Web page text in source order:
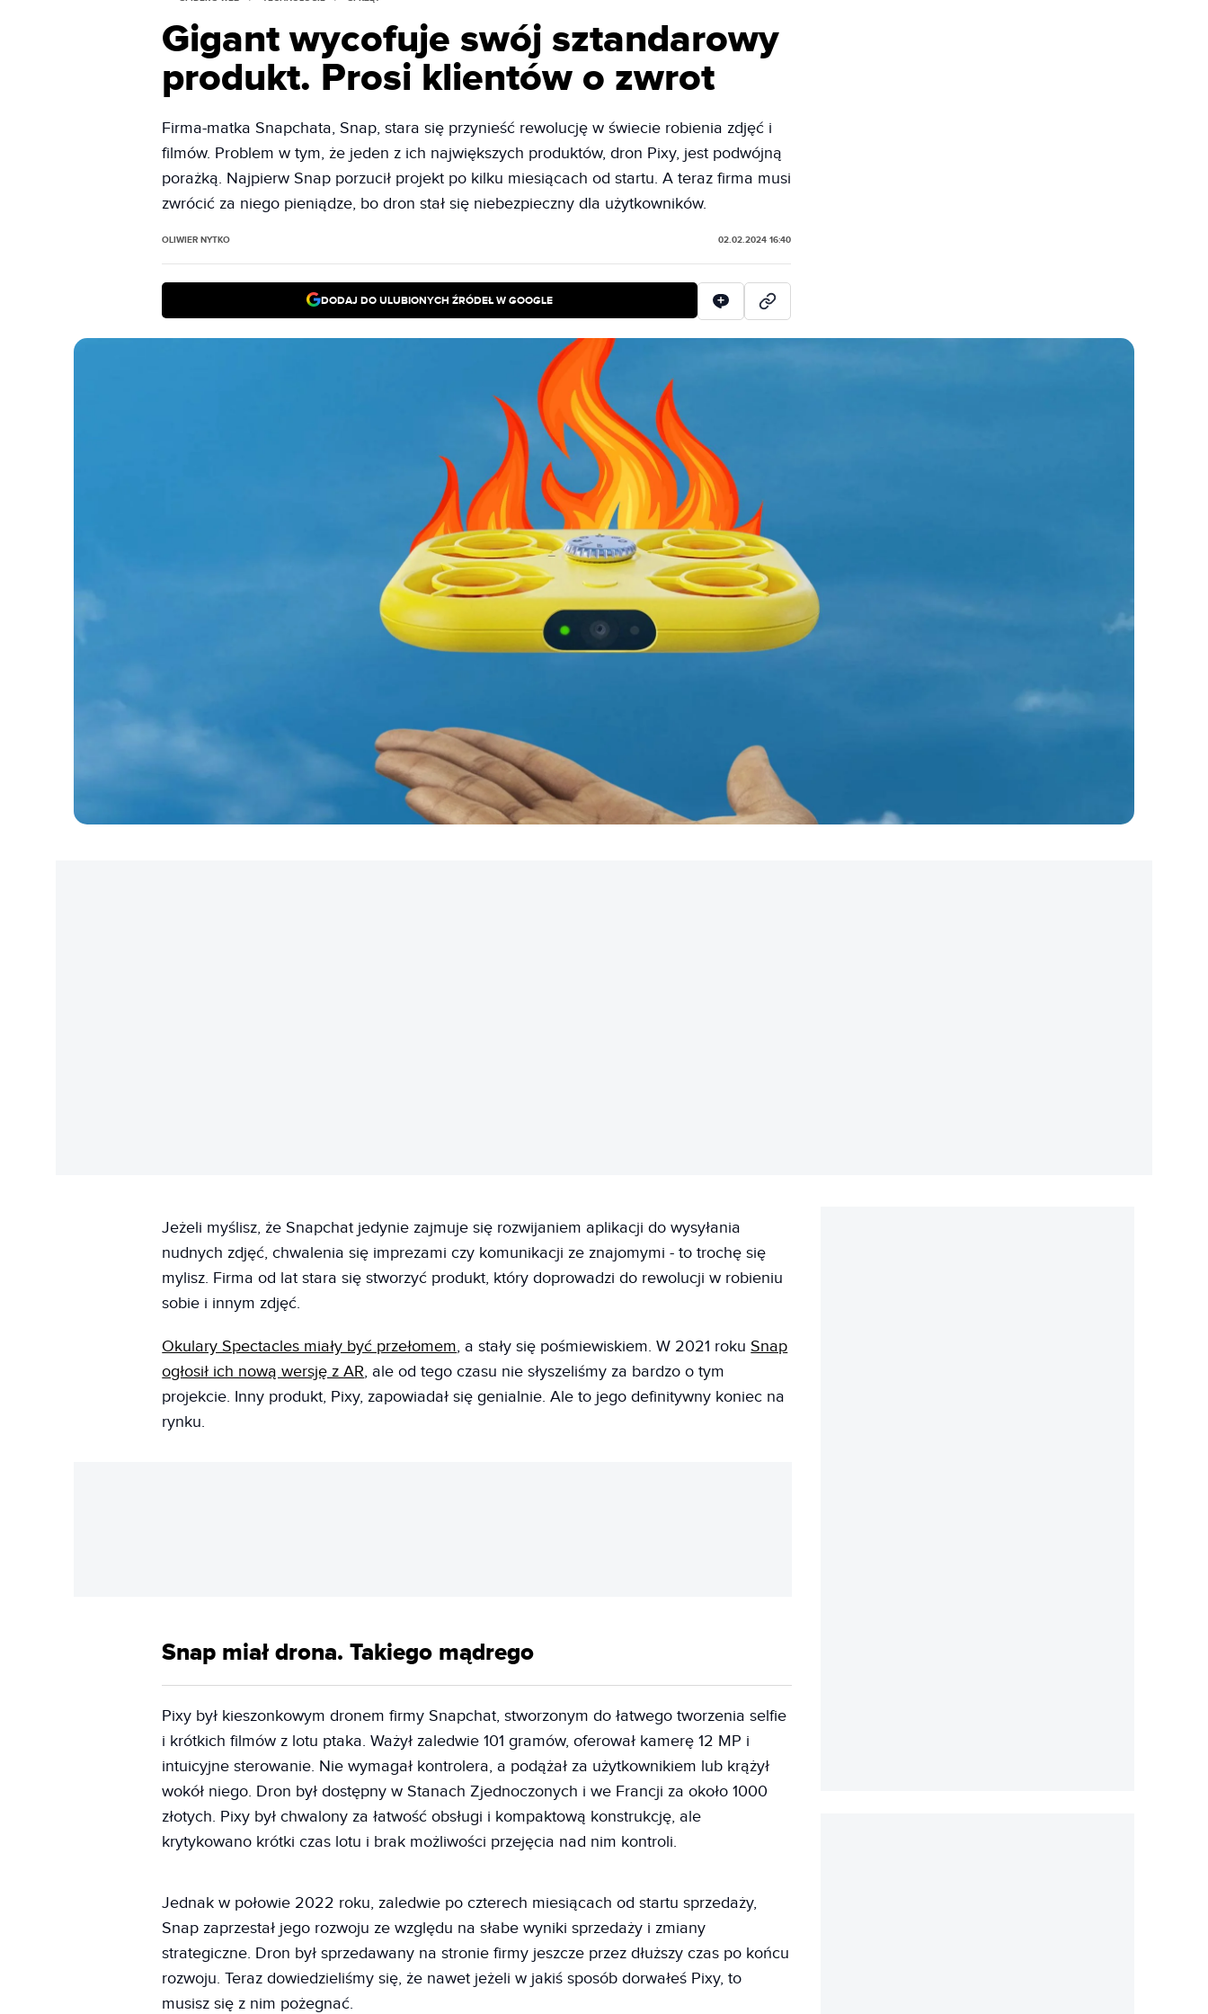
Gigant wycofuje swój sztandarowy
produkt. Prosi klientów o zwrot
Firma-matka Snapchata, Snap, stara się przynieść rewolucję w świecie robienia zdjęć i
filmów. Problem w tym, że jeden z ich największych produktów, dron Pixy, jest podwójną
porażką. Najpierw Snap porzucił projekt po kilku miesiącach od startu. A teraz firma musi
zwrócić za niego pieniądze, bo dron stał się niebezpieczny dla użytkowników.
OLIWIER NYTKO 02.02.2024 16:40
DODAJ DO ULUBIONYCH ŹRÓDEŁ W GOOGLE
Jeżeli myślisz, że Snapchat jedynie zajmuje się rozwijaniem aplikacji do wysyłania
nudnych zdjęć, chwalenia się imprezami czy komunikacji ze znajomymi - to trochę się
mylisz. Firma od lat stara się stworzyć produkt, który doprowadzi do rewolucji w robieniu
sobie i innym zdjęć.
Okulary Spectacles miały być przełomem, a stały się pośmiewiskiem. W 2021 rokuSnap
ogłosił ich nową wersję z AR, ale od tego czasu nie słyszeliśmy za bardzo o tym
projekcie. Inny produkt, Pixy, zapowiadał się genialnie. Ale to jego definitywny koniec na
rynku.
Snap miał drona. Takiego mądrego
Pixy był kieszonkowym dronem firmy Snapchat, stworzonym do łatwego tworzenia selfie
i krótkich filmów z lotu ptaka. Ważył zaledwie 101 gramów, oferował kamerę 12 MP i
intuicyjne sterowanie. Nie wymagał kontrolera, a podążał za użytkownikiem lub krążył
wokół niego. Dron był dostępny w Stanach Zjednoczonych i we Francji za około 1000
złotych. Pixy był chwalony za łatwość obsługi i kompaktową konstrukcję, ale
krytykowano krótki czas lotu i brak możliwości przejęcia nad nim kontroli.
Jednak w połowie 2022 roku, zaledwie po czterech miesiącach od startu sprzedaży,
Snap zaprzestał jego rozwoju ze względu na słabe wyniki sprzedaży i zmiany
strategiczne. Dron był sprzedawany na stronie firmy jeszcze przez dłuższy czas po końcu
rozwoju. Teraz dowiedzieliśmy się, że nawet jeżeli w jakiś sposób dorwałeś Pixy, to
musisz się z nim pożegnać.